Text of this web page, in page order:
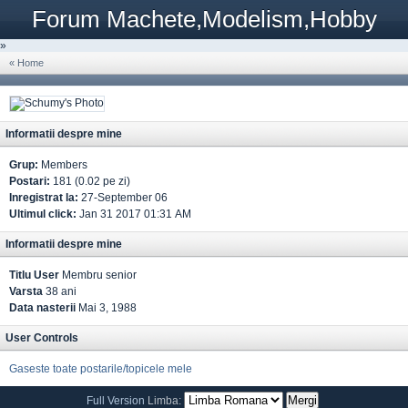
Forum Machete,Modelism,Hobby
»
« Home
Informatii despre mine
Grup: Members
Postari: 181 (0.02 pe zi)
Inregistrat la: 27-September 06
Ultimul click: Jan 31 2017 01:31 AM
Informatii despre mine
Titlu User Membru senior
Varsta 38 ani
Data nasterii Mai 3, 1988
User Controls
Gaseste toate postarile/topicele mele
Full Version Limba: